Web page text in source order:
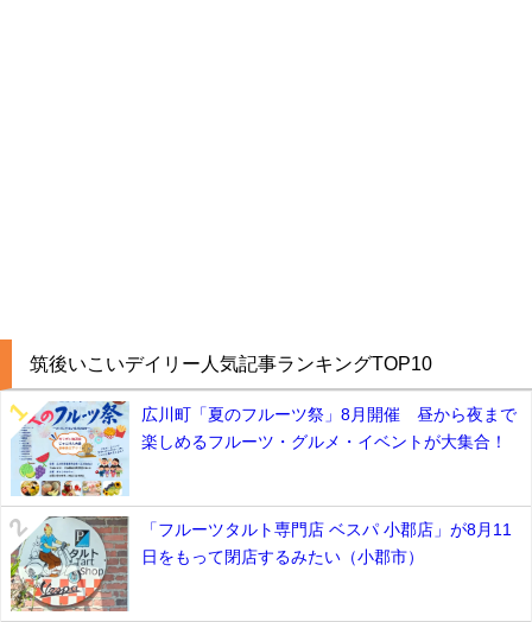
筑後いこいデイリー人気記事ランキングTOP10
広川町「夏のフルーツ祭」8月開催 昼から夜まで
楽しめるフルーツ・グルメ・イベントが大集合！
「フルーツタルト専門店 ベスパ 小郡店」が8月11
日をもって閉店するみたい（小郡市）